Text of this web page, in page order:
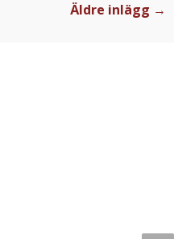
Äldre inlägg →